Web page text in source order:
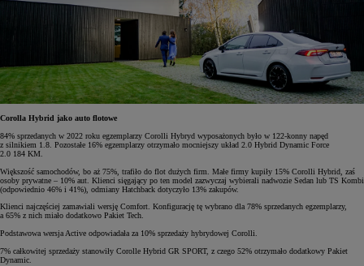
Corolla Hybrid jako auto flotowe
84% sprzedanych w 2022 roku egzemplarzy Corolli Hybryd wyposażonych było w 122-konny napęd
z silnikiem 1.8. Pozostałe 16% egzemplarzy otrzymało mocniejszy układ 2.0 Hybrid Dynamic Force
2.0 184 KM.
Większość samochodów, bo aż 75%, trafiło do flot dużych firm. Małe firmy kupiły 15% Corolli Hybrid, zaś
osoby prywatne – 10% aut. Klienci sięgający po ten model zazwyczaj wybierali nadwozie Sedan lub TS Kombi
(odpowiednio 46% i 41%), odmiany Hatchback dotyczyło 13% zakupów.
Klienci najczęściej zamawiali wersję Comfort. Konfigurację tę wybrano dla 78% sprzedanych egzemplarzy,
a 65% z nich miało dodatkowo Pakiet Tech.
Podstawowa wersja Active odpowiadała za 10% sprzedaży hybrydowej Corolli.
7% całkowitej sprzedaży stanowiły Corolle Hybrid GR SPORT, z czego 52% otrzymało dodatkowy Pakiet
Dynamic.